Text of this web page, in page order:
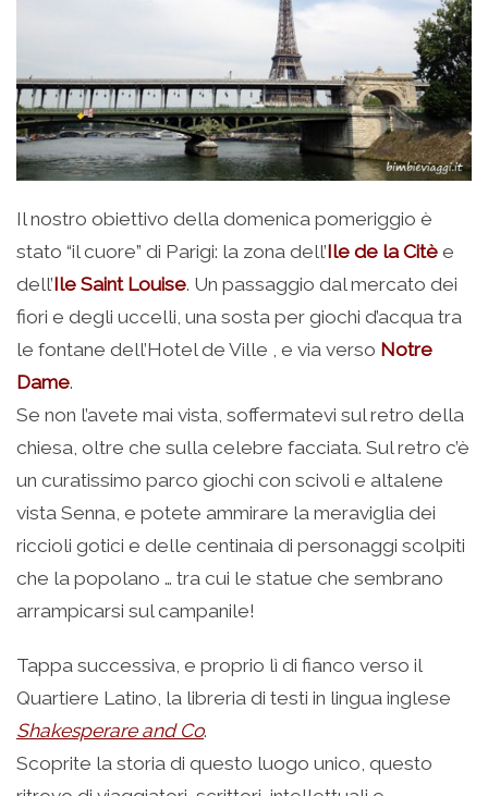
Il nostro obiettivo della domenica pomeriggio è
stato “il cuore” di Parigi: la zona dell’Ile de la Citè e
dell’Ile Saint Louise. Un passaggio dal mercato dei
fiori e degli uccelli, una sosta per giochi d’acqua tra
le fontane dell’Hotel de Ville , e via verso Notre
Dame.
Se non l’avete mai vista, soffermatevi sul retro della
chiesa, oltre che sulla celebre facciata. Sul retro c’è
un curatissimo parco giochi con scivoli e altalene
vista Senna, e potete ammirare la meraviglia dei
riccioli gotici e delle centinaia di personaggi scolpiti
che la popolano … tra cui le statue che sembrano
arrampicarsi sul campanile!
Tappa successiva, e proprio lì di fianco verso il
Quartiere Latino, la libreria di testi in lingua inglese
Shakesperare and Co.
Scoprite la storia di questo luogo unico, questo